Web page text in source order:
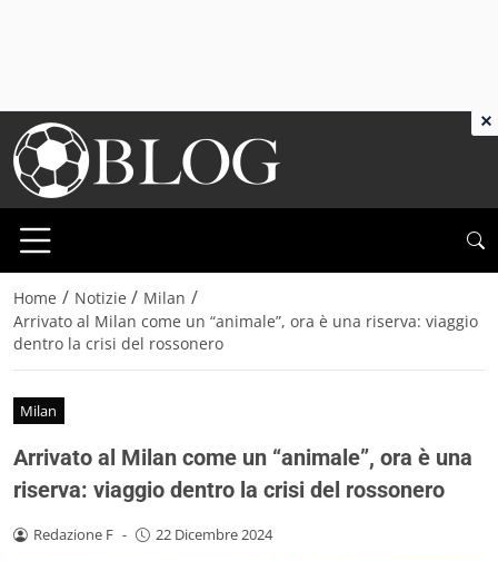
Home / Notizie / Milan /
Arrivato al Milan come un “animale”, ora è una riserva: viaggio
dentro la crisi del rossonero
Milan
Arrivato al Milan come un “animale”, ora è una
riserva: viaggio dentro la crisi del rossonero
Redazione F - 22 Dicembre 2024
×